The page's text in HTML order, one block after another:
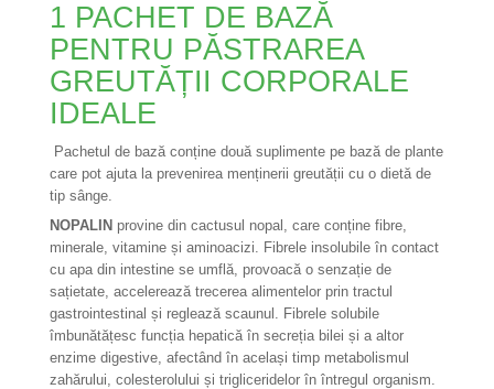
1 PACHET DE BAZĂ
PENTRU PĂSTRAREA
GREUTĂȚII CORPORALE
IDEALE
Pachetul de bază conține două suplimente pe bază de plante
care pot ajuta la prevenirea menținerii greutății cu o dietă de
tip sânge.
NOPALIN provine din cactusul nopal, care conține fibre,
minerale, vitamine și aminoacizi. Fibrele insolubile în contact
cu apa din intestine se umflă, provoacă o senzație de
sațietate, accelerează trecerea alimentelor prin tractul
gastrointestinal și reglează scaunul. Fibrele solubile
îmbunătățesc funcția hepatică în secreția bilei și a altor
enzime digestive, afectând în același timp metabolismul
zahărului, colesterolului și trigliceridelor în întregul organism.